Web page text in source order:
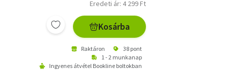
Eredeti ár: 4 299 Ft
Kosárba
Raktáron
38 pont
1 - 2 munkanap
Ingyenes átvétel Bookline boltokban